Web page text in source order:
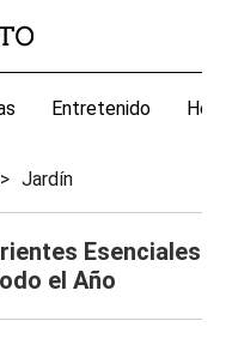
Entretenido
Jardín
Esenciales
el Año